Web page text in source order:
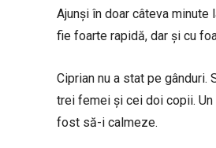
Ajunși în doar câteva
fie foarte rapidă, dar și cu
Ciprian nu a stat pe gânduri.
trei femei și cei doi copii.
fost să-i calmeze.